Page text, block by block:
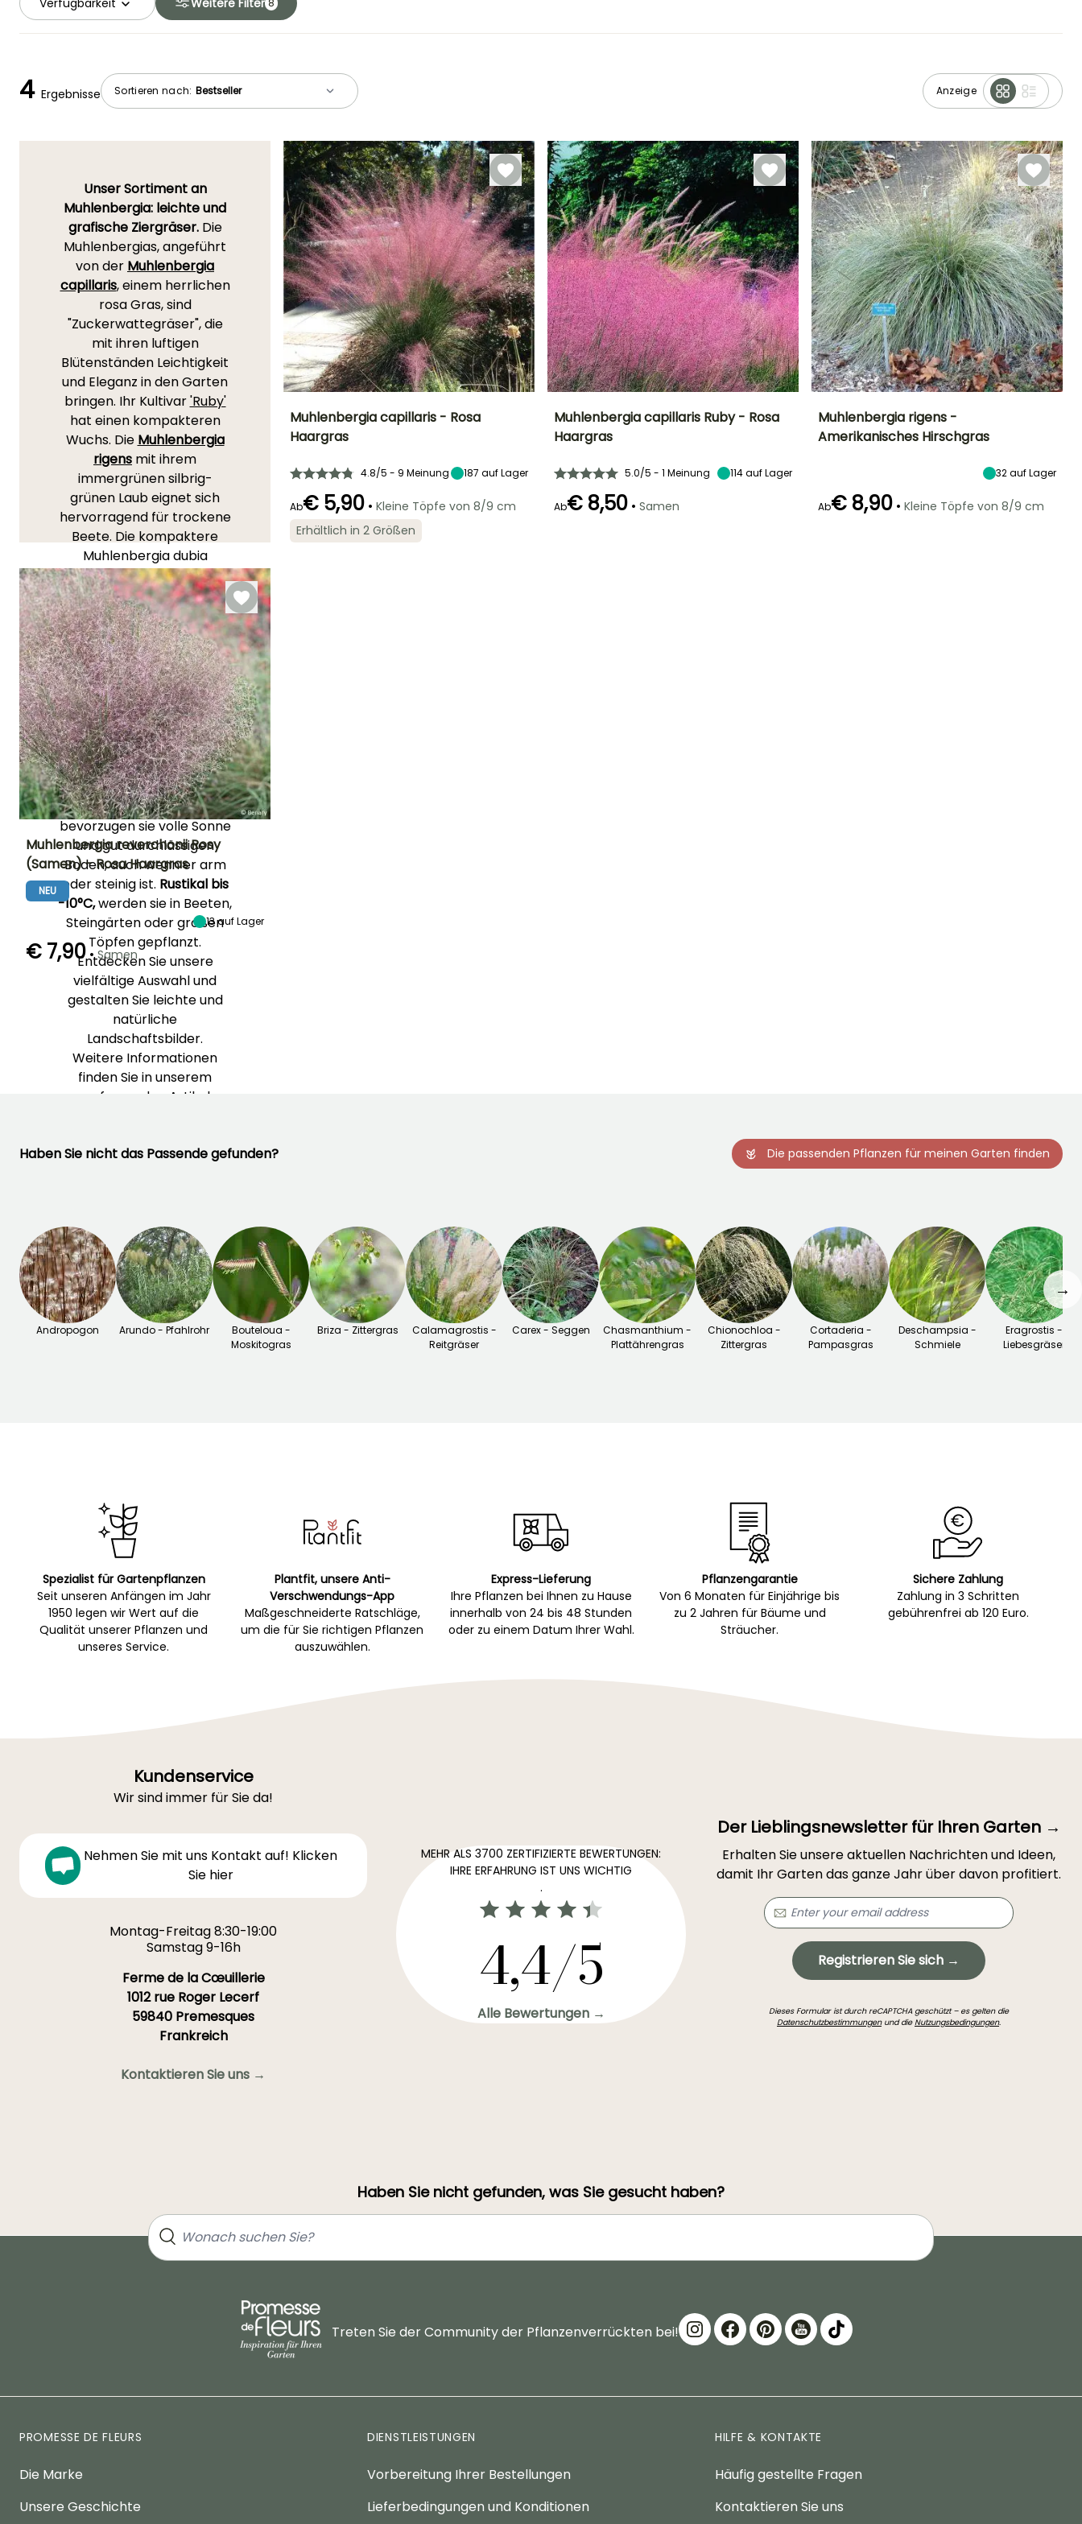
8
Sortieren nach: Anzeige
4 Ergebnisse
Unser Sortiment an
Muhlenbergia: leichte und
grafische Ziergräser.Die
Muhlenbergias, angeführt
von der Muhlenbergia
capillaris, einem herrlichen
rosa Gras, sind
"Zuckerwattegräser", die
mit ihren luftigen
Blütenständen Leichtigkeit
und Eleganz in den Garten
bringen. Ihr Kultivar'Ruby'
hat einen kompakteren
Wuchs. Die Muhlenbergia
rigens mit ihrem
immergrünen silbrig-
grünen Laub eignet sich
hervorragend für trockene
Beete. Die kompaktere
Muhlenbergia dubia
verträgt auch sehr gut
arme und trockene Böden.
Dieseausdauernden
Gräser, die aus
Nordamerika und Mexiko
stammen, gehören zur
Familie der Süßgräser. Ihre
biegsamen und anmutigen
Horste erreichen je nach
Sorte zwischen 60 cm und
1,20 m Höhe.
Einfach zu pflegen und sehr
trockenheitsresistent,
bevorzugen sie volle Sonne
und gut durchlässigen
Boden, auch wenn er arm
oder steinig ist. Rustikal bis
-10°C,werden sie in Beeten,
Steingärten oder großen
Töpfen gepflanzt.
Entdecken Sie unsere
vielfältige Auswahl und
gestalten Sie leichte und
natürliche
Landschaftsbilder.
Weitere Informationen
finden Sie in unserem
umfassenden Artikel
Blütezeit
Geeigneter
Zeitraum für die
Muhlenbergia capillaris - Rosa
Haargras
4.8/5 - 9 Meinung 187 auf Lager
Ab€ 5,90 • Kleine Töpfe von 8/9 cm
Erhältlich in 2 Größen
Juni für August
Muhlenbergia capillaris Ruby - Rosa
Haargras
5.0/5 - 1 Meinung 114auf Lager
Ab€ 8,50 • Samen
Muhlenbergia rigens -
Amerikanisches Hirschgras
32auf Lager
Ab€ 8,90 • Kleine Töpfe von 8/9 cm
Blütezeit
August für
Oktober
70 cm Sonne
Keimzeit Art der Aussaat
Aussaat ohne
Schutz,
Aussaat unter
Glas
Muhlenbergia reverchonii Rosy
(Samen) - Rosa Haargras
NEU
13auf Lager
€ 7,90• Samen
Haben Sie nicht das Passende gefunden? Die passenden Pflanzen für meinen Garten finden
Andropogon Arundo - Pfahlrohr
Bouteloua -
Moskitogras
Briza - Zittergras
Calamagrostis -
Reitgräser
Carex - Seggen
Chasmanthium -
Plattährengras
Chionochloa -
Zittergras
Cortaderia -
Pampasgras
Deschampsia -
Schmiele
Eragrostis -
Liebesgräser
→
Spezialist für Gartenpflanzen
Seit unseren Anfängen im Jahr
1950 legen wir Wert auf die
Qualität unserer Pflanzen und
unseres Service.
Plantfit, unsere Anti-
Verschwendungs-App
Maßgeschneiderte Ratschläge,
um die für Sie richtigen Pflanzen
auszuwählen.
Express-Lieferung
Ihre Pflanzen bei Ihnen zu Hause
innerhalb von 24 bis 48 Stunden
oder zu einem Datum Ihrer Wahl.
Pflanzengarantie
Von 6 Monaten für Einjährige bis
zu 2 Jahren für Bäume und
Sträucher.
Sichere Zahlung
Zahlung in 3 Schritten
gebührenfrei ab 120 Euro.
Kundenservice
Wir sind immer für Sie da!
Nehmen Sie mit uns Kontakt auf! Klicken
Sie hier
Montag-Freitag 8:30-19:00
Samstag 9-16h
Ferme de la Cœuillerie
1012 rue Roger Lecerf
59840 Premesques
Frankreich
Kontaktieren Sie uns →
MEHR ALS 3700 ZERTIFIZIERTE BEWERTUNGEN:
IHRE ERFAHRUNG IST UNS WICHTIG
.
4,4/5
Alle Bewertungen →
Der Lieblingsnewsletter für Ihren Garten →
Erhalten Sie unsere aktuellen Nachrichten und Ideen,
damit Ihr Garten das ganze Jahr über davon profitiert.
Registrieren Sie sich →
Dieses Formular ist durch reCAPTCHA geschützt – es gelten die
Datenschutzbestimmungenund dieNutzungsbedingungen.
Haben Sie nicht gefunden, was Sie gesucht haben?
Treten Sie der Community der Pflanzenverrückten bei!
PROMESSE DE FLEURS
Die Marke
Unsere Geschichte
DIENSTLEISTUNGEN
Vorbereitung Ihrer Bestellungen
Lieferbedingungen und Konditionen
HILFE & KONTAKTE
Häufig gestellte Fragen
Kontaktieren Sie uns